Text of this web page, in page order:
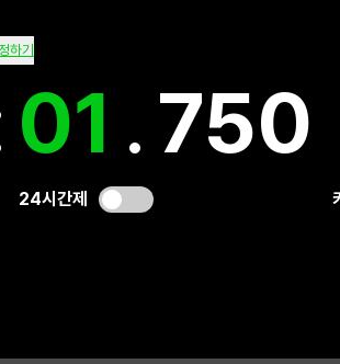
하기
02 . 197
24시간제